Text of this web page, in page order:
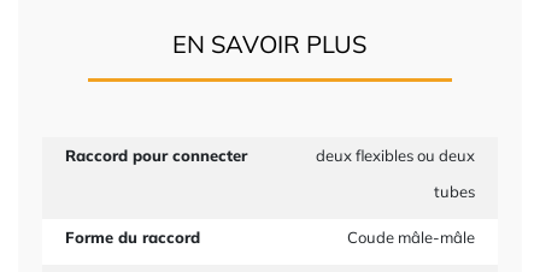
EN SAVOIR PLUS
Raccord pour connecter
deux flexibles ou deux
tubes
Forme du raccord Coude mâle-mâle